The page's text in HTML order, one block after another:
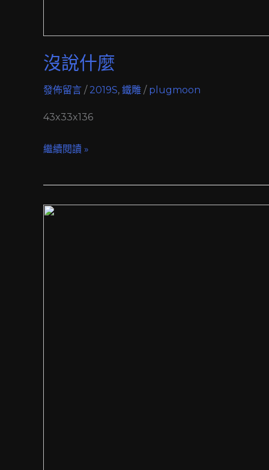
沒說什麼
發佈留言 /2019S, 鐵雕 / plugmoon
43x33x136
繼續閱讀 »
是